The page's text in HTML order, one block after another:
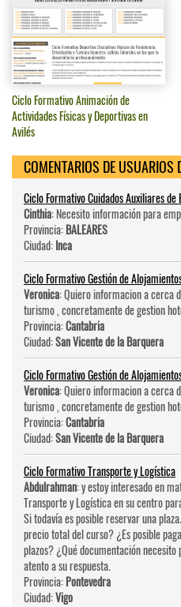
Ciclo Formativo Animación de
Actividades Físicas y Deportivas en
Avilés
COMENTARIOS DE USUARIOS
Ciclo Formativo Cuidados Auxiliares
Cinthia: Necesito información para
Provincia:BALEARES
Ciudad:Inca
Ciclo Formativo Gestión de
Veronica: Quiero informacion a cerca
turismo , concretamente de gestion
Provincia:Cantabria
Ciudad:San Vicente de la Barquera
Ciclo Formativo Gestión de
Veronica: Quiero informacion a cerca
turismo , concretamente de gestion
Provincia:Cantabria
Ciudad:San Vicente de la Barquera
Ciclo Formativo Transporte y Logística
Abdulrahman: y estoy interesado en
Transporte y Logística en su centro
Si todavía es posible reservar una
precio total del curso? ¿Es posible
plazos? ¿Qué documentación
atento a su respuesta.
Provincia:Pontevedra
Ciudad:Vigo